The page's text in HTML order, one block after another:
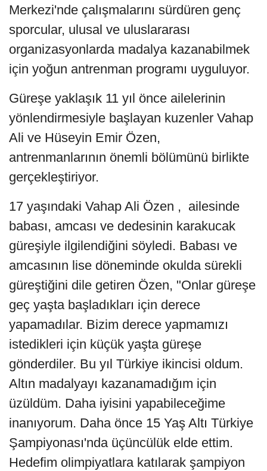
Merkezi'nde çalışmalarını sürdüren genç
sporcular, ulusal ve uluslararası
organizasyonlarda madalya kazanabilmek
için yoğun antrenman programı uyguluyor.
Güreşe yaklaşık 11 yıl önce ailelerinin
yönlendirmesiyle başlayan kuzenler Vahap
Ali ve Hüseyin Emir Özen,
antrenmanlarının önemli bölümünü birlikte
gerçekleştiriyor.
17 yaşındaki Vahap Ali Özen , ailesinde
babası, amcası ve dedesinin karakucak
güreşiyle ilgilendiğini söyledi. Babası ve
amcasının lise döneminde okulda sürekli
güreştiğini dile getiren Özen, "Onlar güreşe
geç yaşta başladıkları için derece
yapamadılar. Bizim derece yapmamızı
istedikleri için küçük yaşta güreşe
gönderdiler. Bu yıl Türkiye ikincisi oldum.
Altın madalyayı kazanamadığım için
üzüldüm. Daha iyisini yapabileceğime
inanıyorum. Daha önce 15 Yaş Altı Türkiye
Şampiyonası'nda üçüncülük elde ettim.
Hedefim olimpiyatlara katılarak şampiyon